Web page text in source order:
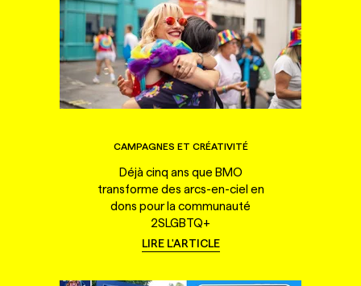
CAMPAGNES ET CRÉATIVITÉ
Déjà cinq ans que BMO
transforme des arcs-en-ciel en
dons pour la communauté
2SLGBTQ+
LIRE L'ARTICLE